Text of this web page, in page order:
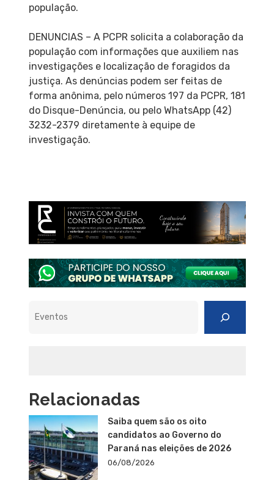
população.
DENUNCIAS – A PCPR solicita a colaboração da
população com informações que auxiliem nas
investigações e localização de foragidos da
justiça. As denúncias podem ser feitas de
forma anônima, pelo números 197 da PCPR, 181
do Disque-Denúncia, ou pelo WhatsApp (42)
3232-2379 diretamente à equipe de
investigação.
Relacionadas
Saiba quem são os oito
candidatos ao Governo do
Paraná nas eleições de 2026
06/08/2026